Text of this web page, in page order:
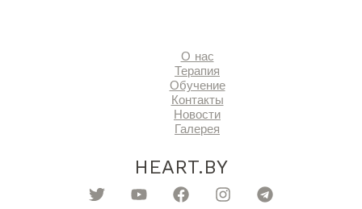
О нас
Терапия
Обучение
Контакты
Новости
Галерея
HEART.BY